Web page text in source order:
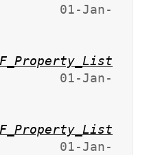
01-Jan-
01-Jan-
01-Jan-